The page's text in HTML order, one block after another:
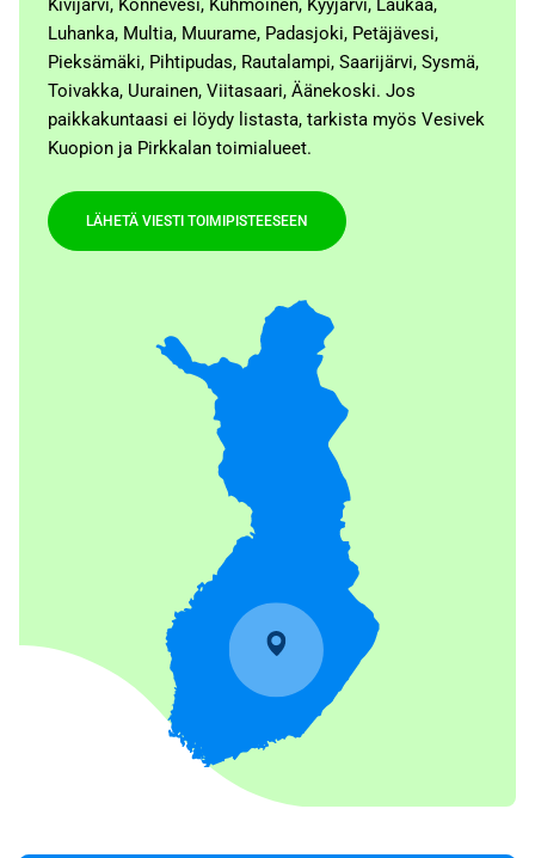
Kivijärvi, Konnevesi, Kuhmoinen, Kyyjärvi, Laukaa,
Luhanka, Multia, Muurame, Padasjoki, Petäjävesi,
Pieksämäki, Pihtipudas, Rautalampi, Saarijärvi, Sysmä,
Toivakka, Uurainen, Viitasaari, Äänekoski. Jos
paikkakuntaasi ei löydy listasta, tarkista myös Vesivek
Kuopion ja Pirkkalan toimialueet.
LÄHETÄ VIESTI TOIMIPISTEESEEN